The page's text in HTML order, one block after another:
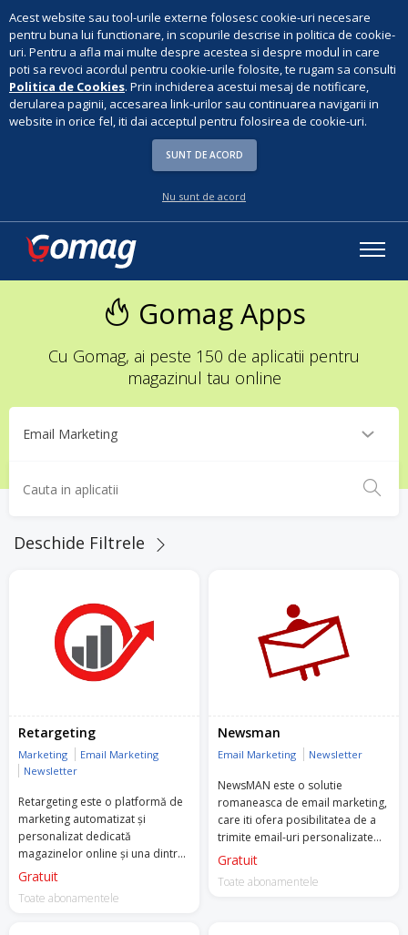
Acest website sau tool-urile externe folosesc cookie-uri necesare
pentru buna lui functionare, in scopurile descrise in politica de cookie-
uri. Pentru a afla mai multe despre acestea si despre modul in care
poti sa revoci acordul pentru cookie-urile folosite, te rugam sa consulti
Politica de Cookies. Prin inchiderea acestui mesaj de notificare,
derularea paginii, accesarea link-urilor sau continuarea navigarii in
website in orice fel, iti dai acceptul pentru folosirea de cookie-uri.
SUNT DE ACORD
Nu sunt de acord
Gomag Apps
Cu Gomag, ai peste 150 de aplicatii pentru
magazinul tau online
Deschide Filtrele
Retargeting
Marketing
Email Marketing
Newsletter
Retargeting este o platformă de
marketing automatizat și
personalizat dedicată
magazinelor online și una dintre
primele companii din Europa de
Marketing, cât și Google Premier
Gratuit
Toate abonamentele
Newsman
Email Marketing Newsletter
NewsMAN este o solutie
romaneasca de email marketing,
care iti ofera posibilitatea de a
trimite email-uri personalizate
catre clientii tai.
Gratuit
Toate abonamentele